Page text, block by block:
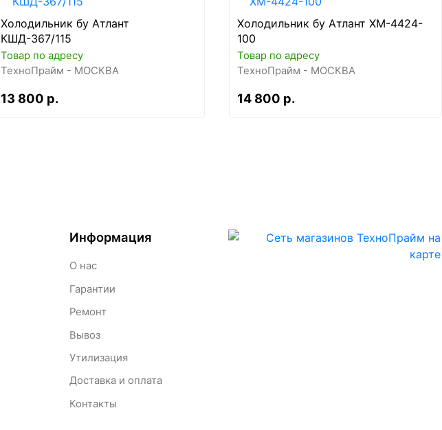
Холодильник бу Атлант
КШД-367/115
Товар по адресу
ТехноПрайм - МОСКВА
13 800 р.
Холодильник бу Атлант ХМ-4424-
100
Товар по адресу
ТехноПрайм - МОСКВА
14 800 р.
Информация
О нас
Гарантии
Ремонт
Вывоз
Утилизация
Доставка и оплата
Контакты